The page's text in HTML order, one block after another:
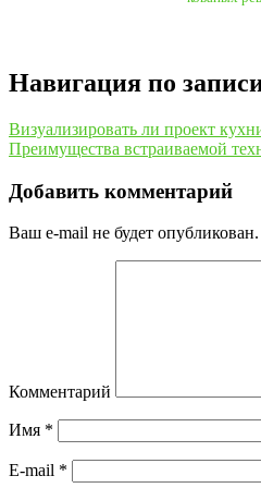
Навигация по
Визуализировать ли проект
Преимущества встраиваемой
Добавить комментарий
Ваш e-mail не будет опубликован.
Комментарий
Имя *
E-mail *